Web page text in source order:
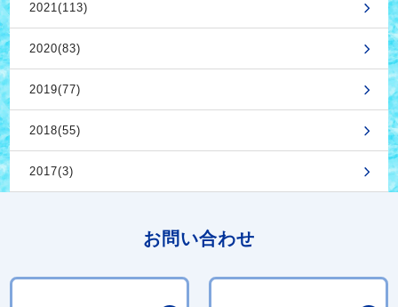
2021(113)
2020(83)
2019(77)
2018(55)
2017(3)
お問い合わせ